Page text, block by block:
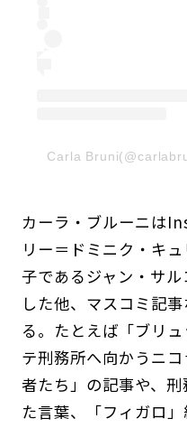
Carla
カーラ・ブルーニは
リー＝ドミニク・キ
子であるジャン・サ
した他、マスコミ記
る。たとえば「ブリ
テ刑務所へ向かうニ
者たち」の記事や、
た言葉、「フィガロ